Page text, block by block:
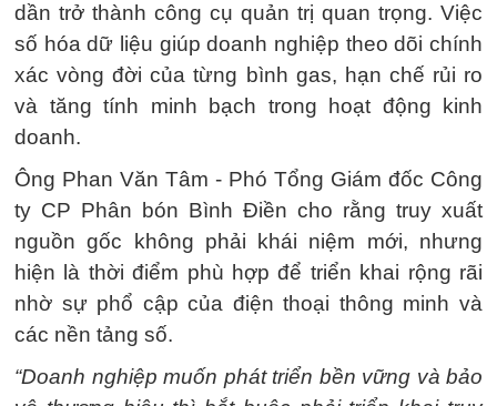
dần trở thành công cụ quản trị quan trọng. Việc
số hóa dữ liệu giúp doanh nghiệp theo dõi chính
xác vòng đời của từng bình gas, hạn chế rủi ro
và tăng tính minh bạch trong hoạt động kinh
doanh.
Ông Phan Văn Tâm - Phó Tổng Giám đốc Công
ty CP Phân bón Bình Điền cho rằng truy xuất
nguồn gốc không phải khái niệm mới, nhưng
hiện là thời điểm phù hợp để triển khai rộng rãi
nhờ sự phổ cập của điện thoại thông minh và
các nền tảng số.
“Doanh nghiệp muốn phát triển bền vững và bảo